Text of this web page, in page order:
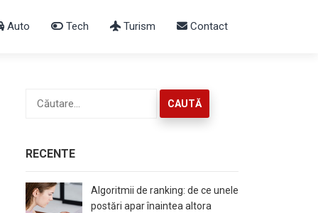
Auto Tech Turism Contact
după:
RECENTE
Algoritmii de ranking: de ce unele
postări apar înaintea altora